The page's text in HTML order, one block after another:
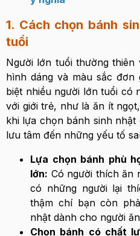
1. Cách chọn bánh
tuổi
Người lớn tuổi thường
hình dáng và màu sắc
biệt nhiều người lớn tuổi có
với giới trẻ, như là ăn ít
khi lựa chọn bánh sinh
lưu tâm đến những yếu tố
Lựa chọn bánh phù
lớn: Có người thích ăn
có những người lại
thậm chí bạn còn
nhật dành cho người
Chọn bánh có chất